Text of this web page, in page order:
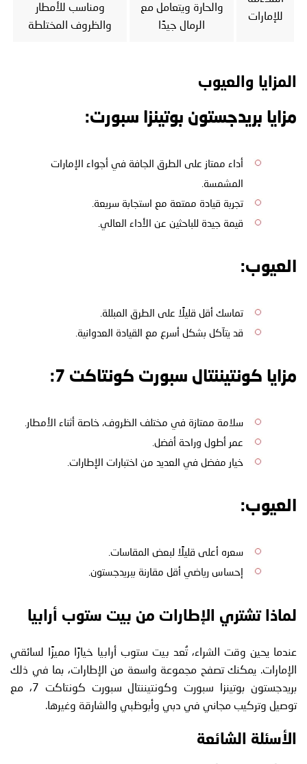
للإمارات
والحارة ويتعامل مع
الرمال جيدًا
ومناسب للأمطار
والظروف المختلطة
المزايا والعيوب
مزايا بريدجستون بوتينزا سبورت:
أداء ممتاز على الطرق الجافة في أجواء الإمارات
المشمسة.
تجربة قيادة ممتعة مع استجابة سريعة.
قيمة جيدة للباحثين عن الأداء العالي.
العيوب:
تماسك أقل قليلًا على الطرق المبللة.
قد يتآكل بشكل أسرع مع القيادة العدوانية.
مزايا كونتيننتال سبورت كونتاكت 7:
سلامة ممتازة في مختلف الظروف، خاصة أثناء الأمطار.
عمر أطول وراحة أفضل.
خيار مفضل في العديد من اختبارات الإطارات.
العيوب:
سعره أعلى قليلًا لبعض المقاسات.
إحساس رياضي أقل مقارنة ببريدجستون.
لماذا تشتري الإطارات من بيت ستوب أرابيا
عندما يحين وقت الشراء، تُعد بيت ستوب أرابيا خيارًا مميزًا لسائقي
الإمارات. يمكنك تصفح مجموعة واسعة من الإطارات، بما في ذلك
بريدجستون بوتينزا سبورت وكونتيننتال سبورت كونتاكت 7، مع
توصيل وتركيب مجاني في دبي وأبوظبي والشارقة وغيرها.
الأسئلة الشائعة